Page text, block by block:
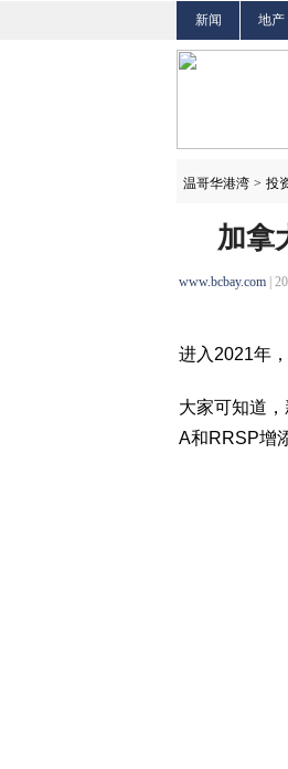
新闻 地产
温哥华港湾 > 投
加拿
www.bcbay.com |
进入2021年
大家可知道
A和RRSP增